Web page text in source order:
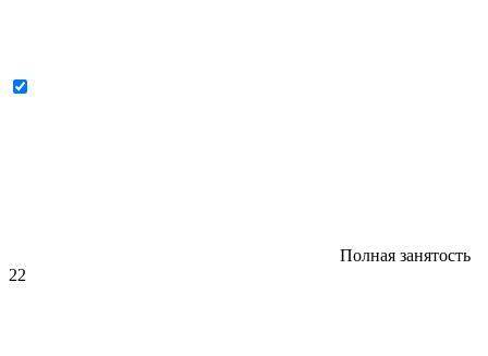
Полная занятость
22